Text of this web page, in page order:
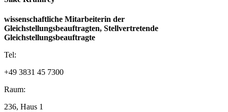
durch Verwendung von Indefinitpronomen: "Alle, die sich
durch Weglassen oder Austauschen der Possesivpronomen:
"Die betroffene Person schildert das Anliegen ..." oder
"Jemand hat vergessen, die eigene Matrikelnummer
wissenschaftliche Mitarbeiterin der
Gleichstellungsbeauftragten, Stellvertretende
Gleichstellungsbeauftragte
Tel:
+49 3831 45 7300
Raum:
236, Haus 1